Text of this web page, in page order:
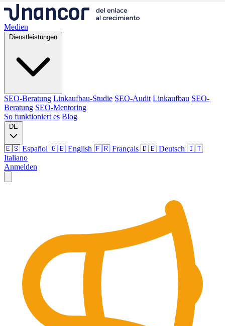
Medien
Dienstleistungen
SEO-Beratung Linkaufbau-Studie SEO-Audit Linkaufbau SEO-
Beratung SEO-Mentoring
So funktioniert es Blog
DE
🇪🇸 Español 🇬🇧 English 🇫🇷 Français 🇩🇪 Deutsch 🇮🇹
Italiano
Anmelden
SEO-Beratung Linkaufbau-Studie Linkaufbau
SEO-
Beratung
SEO-Mentoring
So funktioniert es
Sprache
🇪🇸 ES
🇬🇧 EN 🇫🇷 FR 🇩🇪 DE